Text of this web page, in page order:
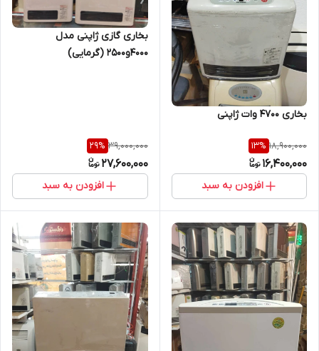
بخاری ۴۷۰۰ وات ژاپنی
18,900,000
13%
16,400,000
افزودن به سبد
بخاری گازی ژاپنی مدل
۴۰۰۰و۲۵۰۰ (گرمایی)
39,000,000
29%
27,600,000
افزودن به سبد